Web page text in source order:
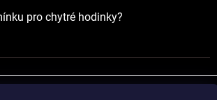
pro chytré hodinky?